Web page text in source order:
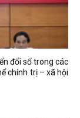
đổi số trong các
chính trị – xã hội